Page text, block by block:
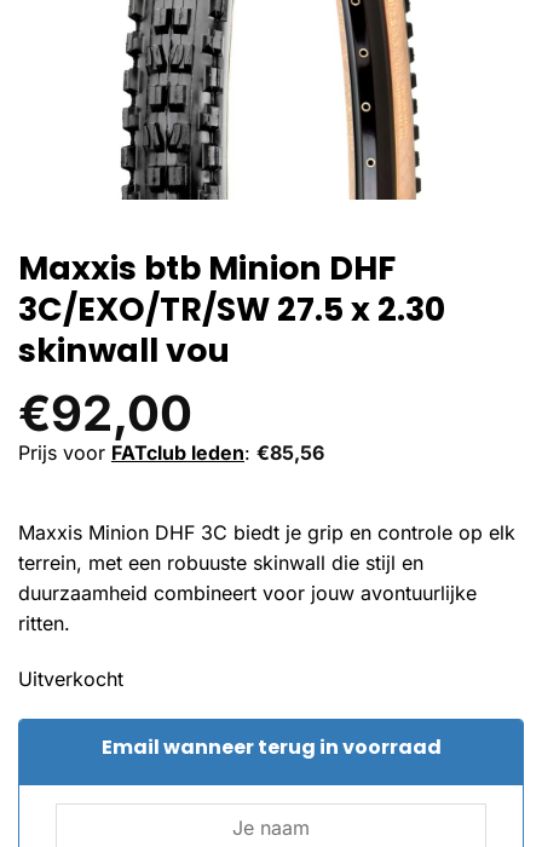
Maxxis btb Minion DHF
3C/EXO/TR/SW 27.5 x 2.30
skinwall vou
€92,00
Prijs voor FATclub leden: €85,56
Maxxis Minion DHF 3C biedt je grip en controle op elk
terrein, met een robuuste skinwall die stijl en
duurzaamheid combineert voor jouw avontuurlijke
ritten.
Uitverkocht
Email wanneer terug in voorraad